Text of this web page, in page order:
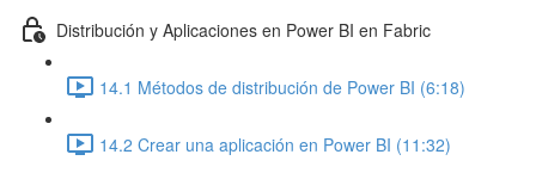
Distribución y Aplicaciones en Power BI en Fabric
14.1 Métodos de distribución de Power BI (6:18)
14.2 Crear una aplicación en Power BI (11:32)